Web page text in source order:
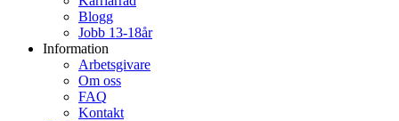
Blogg
Jobb 13-18år
Information
Arbetsgivare
Om oss
FAQ
Kontakt